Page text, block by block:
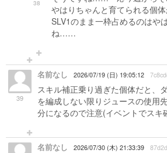
38
やはりちゃんと育てられる個
SLV1のまま一枠占めるのはや
ね……
39
名前なし 2026/07/19 (日) 19:05:12
スキル補正乗り過ぎた個体だと、
を編成しない限りジュースの使用
分になるので注意(イベントでスキ
名前なし 2026/07/30 (木) 21:33:39